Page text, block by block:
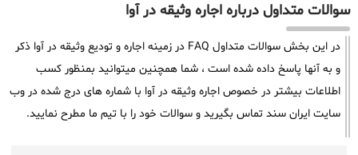
سوالات متداول درباره اجاره وثیقه در آوا
در این بخش سوالات متداول FAQ در زمینه اجاره و تودیع وثیقه در آوا ذکر
و به آنها پاسخ داده شده است ، شما همچنین میتوانید بمنظور کسب
اطلاعات بیشتر در خصوص اجاره وثیقه در آوا با شماره های درج شده در وب
سایت ایران سند تماس بگیرید و سوالات خود را با تیم ما مطرح نمایید.